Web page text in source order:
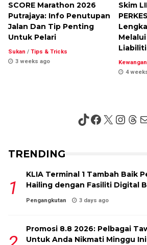
SCORE Marathon 2026
Putrajaya: Info Penutupan
Jalan Dan Tip Penting
Untuk Pelari
Sukan / Tips & Tricks
3 weeks ago
Skim
Liabiliti
Kewangan
4
TikTok
Facebook
X
TRENDING
KLIA Terminal 1 Tambah Baik
Hailing dengan Fasiliti Digital
Pengangkutan 3 days ago
Promosi 8.8 2026: Pelbagai
Untuk Anda Nikmati Minggu Ini